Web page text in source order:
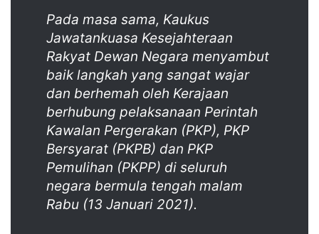
Pada masa sama, Kaukus
Jawatankuasa Kesejahteraan
Rakyat Dewan Negara menyambut
baik langkah yang sangat wajar
dan berhemah oleh Kerajaan
berhubung pelaksanaan Perintah
Kawalan Pergerakan (PKP), PKP
Bersyarat (PKPB) dan PKP
Pemulihan (PKPP) di seluruh
negara bermula tengah malam
Rabu (13 Januari 2021).